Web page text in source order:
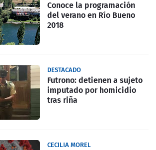
Conoce la programación
del verano en Río Bueno
2018
DESTACADO
Futrono: detienen a sujeto
imputado por homicidio
tras riña
CECILIA MOREL